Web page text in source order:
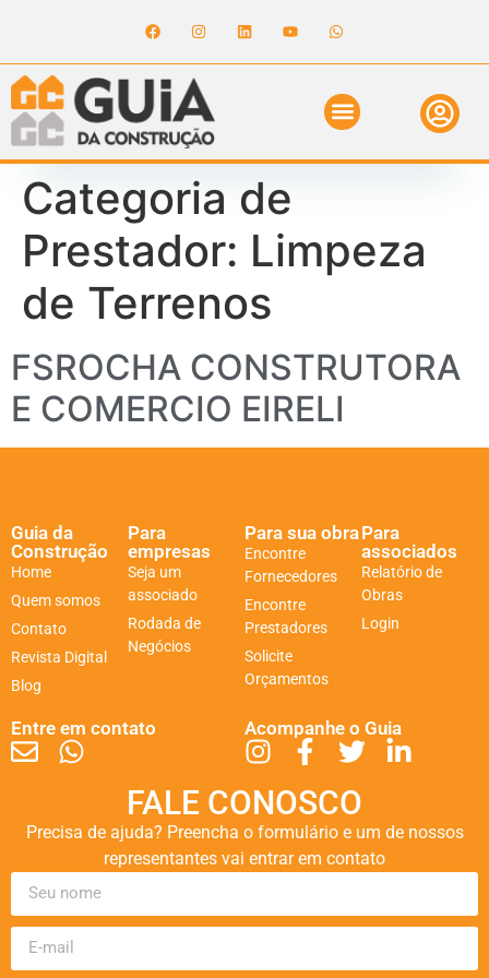
Categoria de
Prestador: Limpeza
de Terrenos
FSROCHA CONSTRUTORA
E COMERCIO EIRELI
Guia da
Construção
Home
Quem somos
Contato
Revista Digital
Blog
Para
empresas
Seja um
associado
Rodada de
Negócios
Para sua obra
Encontre
Fornecedores
Encontre
Prestadores
Solicite
Orçamentos
Para
associados
Relatório de
Obras
Login
Entre em contato Acompanhe o Guia
FALE CONOSCO
Precisa de ajuda? Preencha o formulário e um de nossos
representantes vai entrar em contato